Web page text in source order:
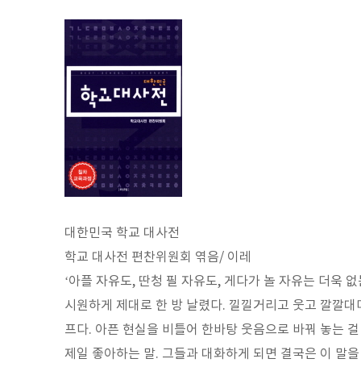
대한민국 학교 대사전
학교 대사전 편찬위원회 엮음/ 이레
‘아플 자유도, 딴청 필 자유도, 게다가 놀 자유는 더욱
시원하게 제대로 한 방 날렸다. 낄낄거리고 웃고 깔깔
프다. 아픈 현실을 비틀어 한바탕 웃음으로 바꿔 놓는
제일 좋아하는 말. 그들과 대화하게 되면 결국은 이 말